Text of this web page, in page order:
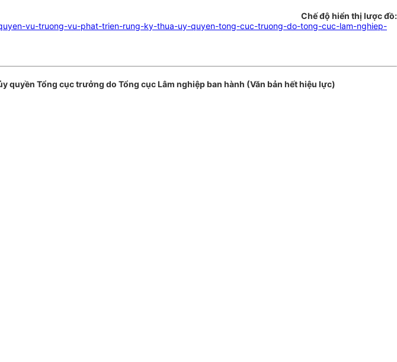
Chế độ hiển thị lược đồ:
vu-truong-vu-phat-trien-rung-ky-thua-uy-quyen-tong-cuc-truong-do-tong-cuc-lam-nghiep-
quyền Tổng cục trưởng do Tổng cục Lâm nghiệp ban hành (Văn bản hết hiệu lực)